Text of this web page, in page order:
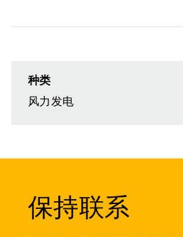
种类
风力发电
保持联系